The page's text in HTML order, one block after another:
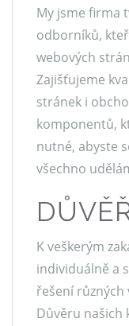
My jsme firma
odborníků,
webových
Zajišťujeme
stránek i
komponentů,
nutné, abyste
všechno
K veškerým
individuálně a
řešení různých
Důvěru našich